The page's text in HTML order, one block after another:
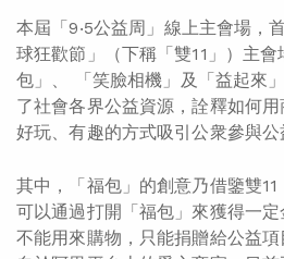
本屆「9‧5公益周」線上主會場，
球狂歡節」（下稱「雙11」）主
包」、 「笑臉相機」及「益起來
了社會各界公益資源，詮釋如何
好玩、有趣的方式吸引公衆參與公
其中，「福包」的創意乃借鑒雙
可以通過打開「福包」來獲得一定
不能用來購物，只能捐贈給公益